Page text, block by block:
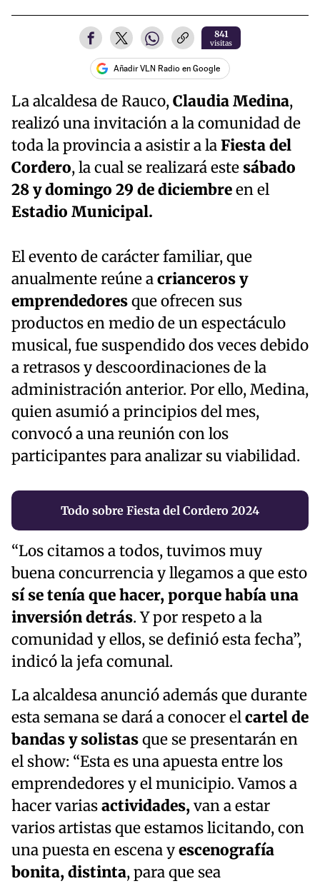
841
visitas
Añadir VLN Radio en Google
La alcaldesa de Rauco,Claudia Medina,
realizó una invitación a la comunidad de
toda la provincia a asistir a laFiesta del
Cordero, la cual se realizará este sábado
28 y domingo 29 de diciembreen el
Estadio Municipal.
El evento de carácter familiar, que
anualmente reúne acrianceros y
emprendedoresque ofrecen sus
productos en medio de un espectáculo
musical, fue suspendido dos veces debido
a retrasos y descoordinaciones de la
administración anterior. Por ello, Medina,
quien asumió a principios del mes,
convocó a una reunión con los
participantes para analizar su viabilidad.
Todo sobre Fiesta del Cordero 2024
“Los citamos a todos, tuvimos muy
buena concurrencia y llegamos a que esto
sí se tenía que hacer, porque había una
inversión detrás. Y por respeto a la
comunidad y ellos, se definió esta fecha”,
indicó la jefa comunal.
La alcaldesa anunció además que durante
esta semana se dará a conocer elcartel de
bandas y solistasque se presentarán en
el show: “Esta es una apuesta entre los
emprendedores y el municipio. Vamos a
hacer variasactividades,van a estar
varios artistas que estamos licitando, con
una puesta en escena yescenografía
bonita, distinta, para que sea